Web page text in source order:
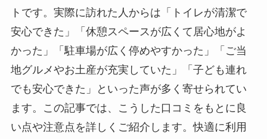
トです。実際に訪れた人からは「トイレが清潔で
安心できた」「休憩スペースが広くて居心地がよ
かった」「駐車場が広く停めやすかった」「ご当
地グルメやお土産が充実していた」「子ども連れ
でも安心できた」といった声が多く寄せられてい
ます。この記事では、こうした口コミをもとに良
い点や注意点を詳しくご紹介します。快適に利用